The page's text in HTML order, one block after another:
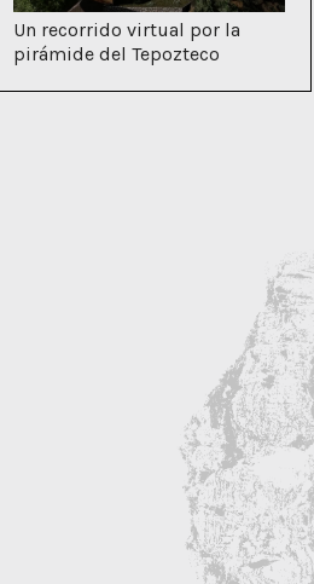
Un recorrido virtual por la
pirámide del Tepozteco